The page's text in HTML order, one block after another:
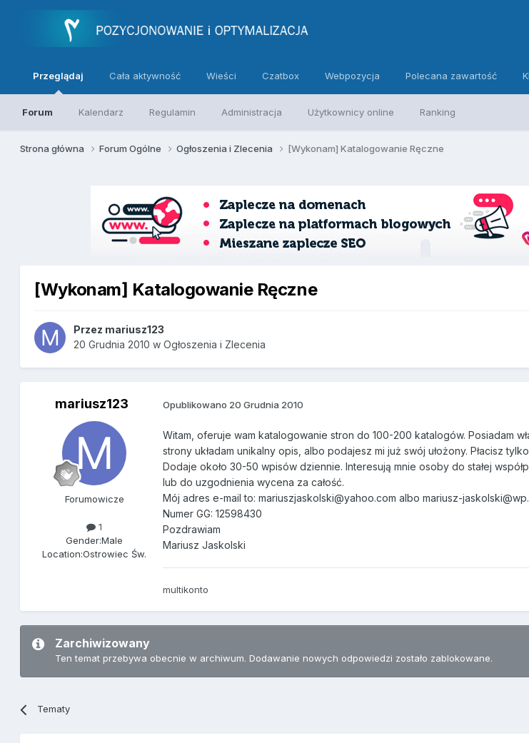
Przeglądaj
Forum Kalendarz Regulamin Administracja Użytkownicy online Ranking
Cała aktywność Wieści Czatbox Webpozycja Polecana zawartość
Strona główna Forum Ogólne Ogłoszenia i Zlecenia [Wykonam] Katalogowanie Ręczne
[Wykonam] Katalogowanie Ręczne
Przez mariusz123
20 Grudnia 2010 wOgłoszenia i Zlecenia
mariusz123
Forumowicze
1
Gender:Male
Location:Ostrowiec Św.
Opublikowano 20 Grudnia 2010
Witam, oferuje wam katalogowanie stron do 100-200 katalogów. Posiadam
strony układam unikalny opis, albo podajesz mi już swój ułożony. Płacisz
Dodaje około 30-50 wpisów dziennie. Interesują mnie osoby do stałej
lub do uzgodnienia wycena za całość.
Mój adres e-mail to: mariuszjaskolski@yahoo.com albo mariusz-
Numer GG: 12598430
Pozdrawiam
Mariusz Jaskolski
multikonto
Zarchiwizowany
Ten temat przebywa obecnie w archiwum. Dodawanie nowych odpowiedzi zostało zablokowane.
Tematy